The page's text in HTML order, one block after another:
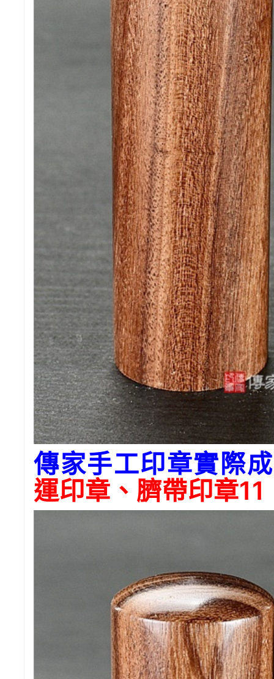
傳家手工印章實際
運印章、臍帶印章11